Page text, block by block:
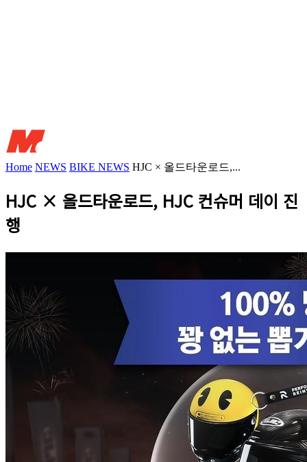
Home NEWS BIKE NEWS HJC × 올드타운로드,...
HJC × 올드타운로드, HJC 컨슈머 데이 진
행